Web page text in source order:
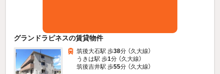
グランドラピネスの賃貸物件
筑後大石駅 歩38分 （久大線）
うきは駅 歩1分 （久大線）
筑後吉井駅 歩55分 （久大線）